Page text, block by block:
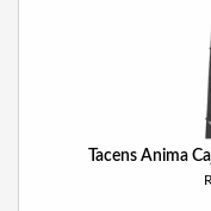
Tacens Anima